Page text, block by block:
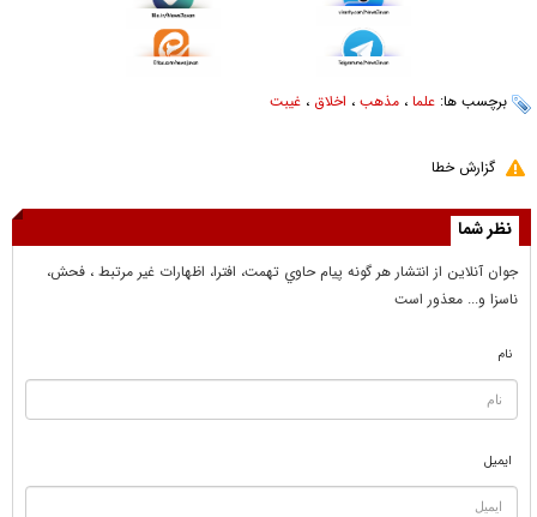
برچسب ها: علما ، مذهب ، اخلاق ، غیبت
گزارش خطا
نظر شما
جوان آنلاين از انتشار هر گونه پيام حاوي تهمت، افترا، اظهارات غير مرتبط ، فحش،
ناسزا و... معذور است
نام
ایمیل